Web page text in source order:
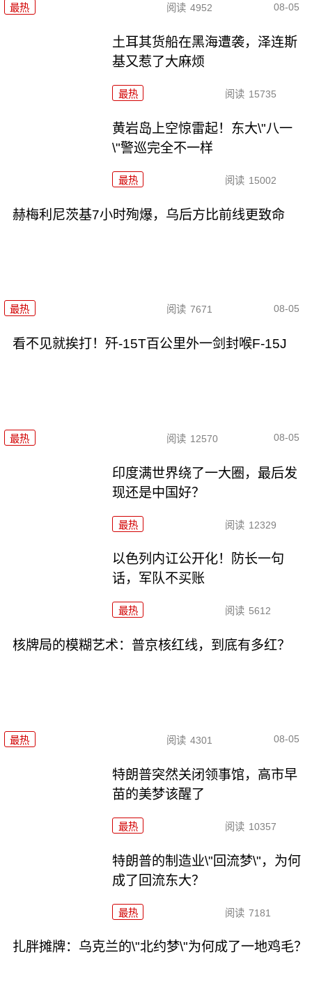
最热 阅读 4952 08-05
土耳其货船在黑海遭袭，泽连斯
基又惹了大麻烦
最热 阅读 15735
黄岩岛上空惊雷起！东大\"八一
\"警巡完全不一样
最热 阅读 15002
赫梅利尼茨基7小时殉爆，乌后方比前线更致命
最热 阅读 7671 08-05
看不见就挨打！歼-15T百公里外一剑封喉F-15J
最热 阅读 12570 08-05
印度满世界绕了一大圈，最后发
现还是中国好？
最热 阅读 12329
以色列内讧公开化！防长一句
话，军队不买账
最热 阅读 5612
核牌局的模糊艺术：普京核红线，到底有多红？
最热 阅读 4301 08-05
特朗普突然关闭领事馆，高市早
苗的美梦该醒了
最热 阅读 10357
特朗普的制造业\"回流梦\"，为何
成了回流东大？
最热 阅读 7181
扎胖摊牌：乌克兰的\"北约梦\"为何成了一地鸡毛？